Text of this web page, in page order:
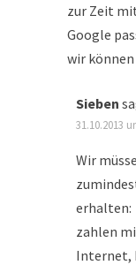
zur Zeit
Google
wir
Sieben
31.10.2013
Wir
erhalten:
zahlen
Internet,